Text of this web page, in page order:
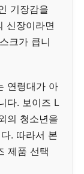
기장감을
신장이라면
크가 큽니
연령대가 아
다. 보이즈 L
의 청소년을
. 따라서 본
제품 선택